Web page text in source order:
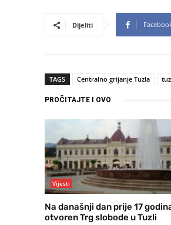
Dijeliti
TAGS Centralno grijanje Tuzla
PROČITAJTE I OVO
Vijesti
Na današnji dan prije 17
otvoren Trg slobode u Tuzli